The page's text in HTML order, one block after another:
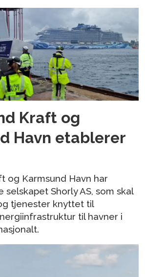
Kraft og
Havn etablerer
og Karmsund Havn har
Shorly AS, som skal
tjenester knyttet til
til havner i